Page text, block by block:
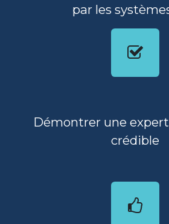
par les
Démontrer une
crédible